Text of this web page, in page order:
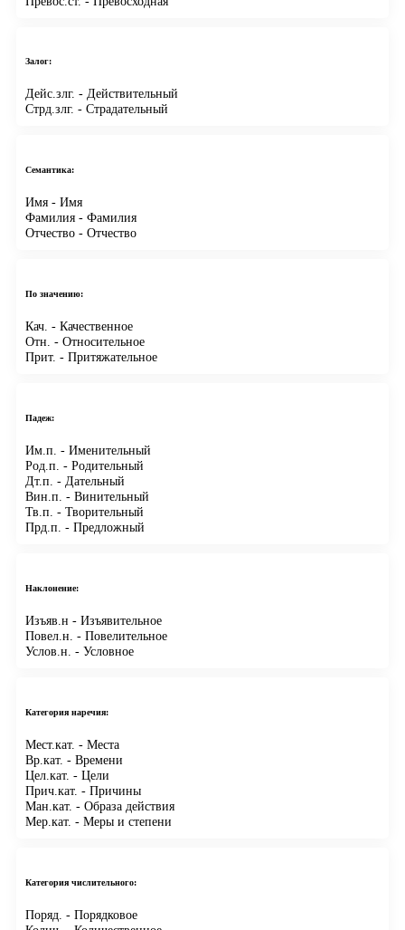
Залог:
Дейс.злг. - Действительный
Стрд.злг. - Страдательный
Семантика:
Имя - Имя
Фамилия - Фамилия
Отчество - Отчество
По значению:
Кач. - Качественное
Отн. - Относительное
Прит. - Притяжательное
Падеж:
Им.п. - Именительный
Род.п. - Родительный
Дт.п. - Дательный
Вин.п. - Винительный
Тв.п. - Творительный
Прд.п. - Предложный
Наклонение:
Изъяв.н - Изъявительное
Повел.н. - Повелительное
Услов.н. - Условное
Категория наречия:
Мест.кат. - Места
Вр.кат. - Времени
Цел.кат. - Цели
Прич.кат. - Причины
Ман.кат. - Образа действия
Мер.кат. - Меры и степени
Категория числительного:
Поряд. - Порядковое